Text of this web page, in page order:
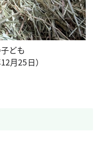
ども
月25日）